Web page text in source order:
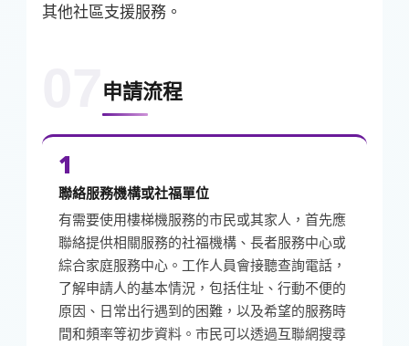
其他社區支援服務。
申請流程
1
聯絡服務機構或社福單位
有需要使用樓梯機服務的市民或其家人，首先應
聯絡提供相關服務的社福機構、長者服務中心或
綜合家庭服務中心。工作人員會接聽查詢電話，
了解申請人的基本情況，包括住址、行動不便的
原因、日常出行遇到的困難，以及希望的服務時
間和頻率等初步資料。市民可以透過互聯網搜尋